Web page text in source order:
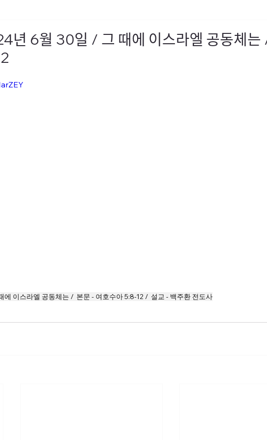
24년 6월 30일 / 그 때에 이스라엘 공동체
에 이스라엘 공동체는 /  본문 - 여호수아 5:8-12 /  설교 - 백주환 전도사